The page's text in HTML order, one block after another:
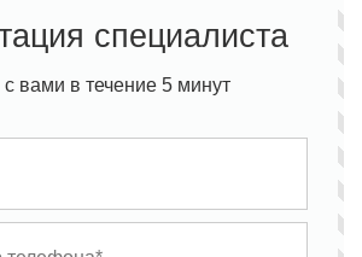
специалиста
вами в течение 5 минут